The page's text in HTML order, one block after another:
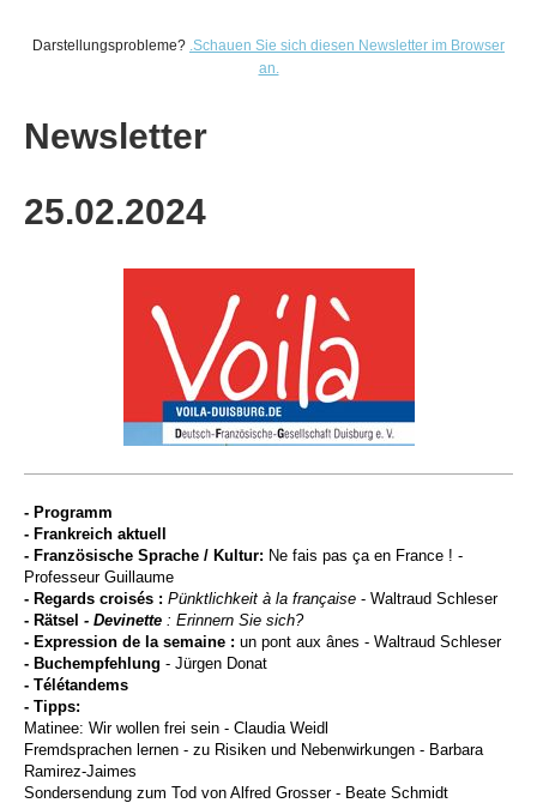
Darstellungsprobleme? .Schauen Sie sich diesen Newsletter im Browser
an.
Newsletter
25.02.2024
- Programm
- Frankreich aktuell
- Französische Sprache / Kultur: Ne fais pas ça en France ! -
Professeur Guillaume
- Regards croisés : Pünktlichkeit à la française - Waltraud Schleser
- Rätsel - Devinette : Erinnern Sie sich?
- Expression de la semaine : un pont aux ânes - Waltraud Schleser
- Buchempfehlung - Jürgen Donat
- Télétandems
- Tipps:
Matinee: Wir wollen frei sein - Claudia Weidl
Fremdsprachen lernen - zu Risiken und Nebenwirkungen - Barbara
Ramirez-Jaimes
Sondersendung zum Tod von Alfred Grosser - Beate Schmidt